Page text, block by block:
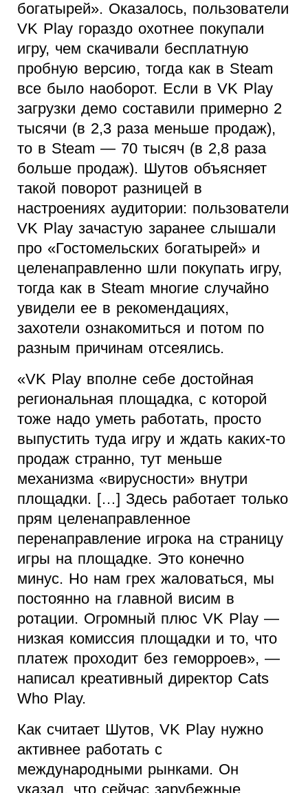
богатырей». Оказалось, пользователи
VK Play гораздо охотнее покупали
игру, чем скачивали бесплатную
пробную версию, тогда как в Steam
все было наоборот. Если в VK Play
загрузки демо составили примерно 2
тысячи (в 2,3 раза меньше продаж),
то в Steam — 70 тысяч (в 2,8 раза
больше продаж). Шутов объясняет
такой поворот разницей в
настроениях аудитории: пользователи
VK Play зачастую заранее слышали
про «Гостомельских богатырей» и
целенаправленно шли покупать игру,
тогда как в Steam многие случайно
увидели ее в рекомендациях,
захотели ознакомиться и потом по
разным причинам отсеялись.
«VK Play вполне себе достойная
региональная площадка, с которой
тоже надо уметь работать, просто
выпустить туда игру и ждать каких-то
продаж странно, тут меньше
механизма «вирусности» внутри
площадки. […] Здесь работает только
прям целенаправленное
перенаправление игрока на страницу
игры на площадке. Это конечно
минус. Но нам грех жаловаться, мы
постоянно на главной висим в
ротации. Огромный плюс VK Play —
низкая комиссия площадки и то, что
платеж проходит без геморроев», —
написал креативный директор Cats
Who Play.
Как считает Шутов, VK Play нужно
активнее работать с
международными рынками. Он
указал, что сейчас зарубежные